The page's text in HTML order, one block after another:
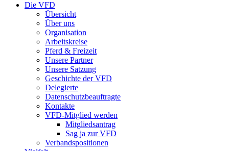
Die VFD
Übersicht
Über uns
Organisation
Arbeitskreise
Pferd & Freizeit
Unsere Partner
Unsere Satzung
Geschichte der VFD
Delegierte
Datenschutzbeauftragte
Kontakte
VFD-Mitglied werden
Mitgliedsantrag
Sag ja zur VFD
Verbandspositionen